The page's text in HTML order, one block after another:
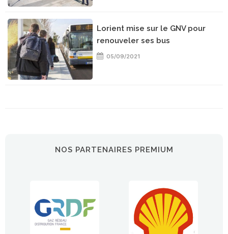
Lorient mise sur le GNV pour
renouveler ses bus
05/09/2021
NOS PARTENAIRES PREMIUM